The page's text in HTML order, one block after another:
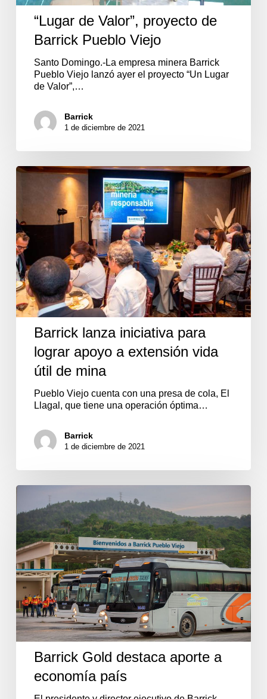
“Lugar de Valor”, proyecto de
Barrick Pueblo Viejo
Santo Domingo.-La empresa minera Barrick
Pueblo Viejo lanzó ayer el proyecto “Un Lugar
de Valor”,…
Barrick
1 de diciembre de 2021
Barrick
lograr
apoyo
a
extensión
vida
útil
de
mina
Barrick lanza iniciativa para
lograr apoyo a extensión vida
útil de mina
Pueblo Viejo cuenta con una presa de cola, El
Llagal, que tiene una operación óptima…
Barrick
1 de diciembre de 2021
Barrick
destaca
aporte
a
economía
país
Barrick Gold destaca aporte a
economía país